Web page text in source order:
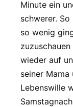
Minute ein
schwerer.
so wenig
wieder auf
seiner
Lebenswille